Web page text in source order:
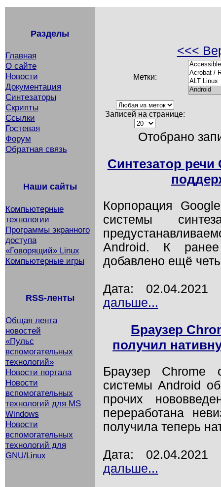
Разделы
Главная
О сайте
Новости
Документация
Синтезаторы
Скрипты
Ссылки
Гостевая
Форум
Обратная связь
Наши сайты
Компьютерные
технологии
Программы экранного
доступа
«Говорящий» Linux
Компьютерные игры
RSS-ленты
Общая лента
новостей
«Пульс
вспомогательных
технологий»
Новости портала
Новости
вспомогательных
технологий для MS
Windows
Новости
вспомогательных
технологий для
GNU/Linux
<<<
Метки:
Записей на странице:
Отобрано
Синтезатор
Корпорация
системы
Android. К
добавлено ещё
Дата:
дальше...
Браузер
получил
Браузер Chrome
системы Android
прочих
переработана
получила теперь
Дата:
дальше...